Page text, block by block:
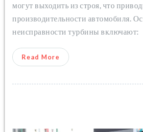
могут выходить из строя, что
производительности автомобиля.
неисправности турбины включают:
Read More